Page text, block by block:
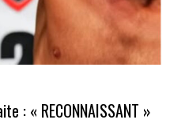
: « RECONNAISSANT »